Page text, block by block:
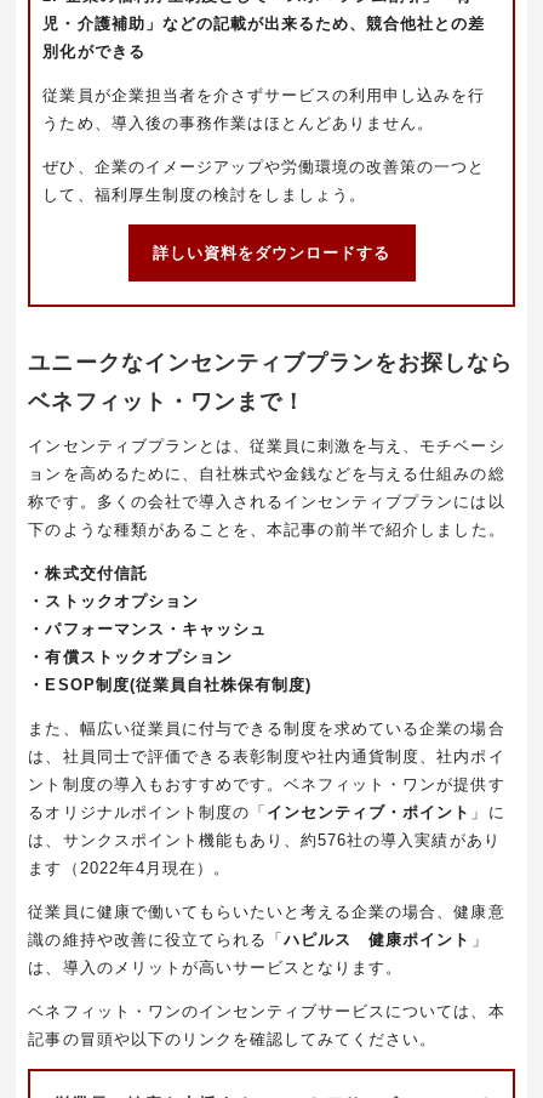
児・介護補助」などの記載が出来るため、競合他社との差
別化ができる
従業員が企業担当者を介さずサービスの利用申し込みを行
うため、導入後の事務作業はほとんどありません。
ぜひ、企業のイメージアップや労働環境の改善策の一つと
して、福利厚生制度の検討をしましょう。
詳しい資料をダウンロードする
ユニークなインセンティブプランをお探しなら
ベネフィット・ワンまで！
インセンティブプランとは、従業員に刺激を与え、モチベーシ
ョンを高めるために、自社株式や金銭などを与える仕組みの総
称です。多くの会社で導入されるインセンティブプランには以
下のような種類があることを、 本記事の前半で紹介しました。
・株式交付信託
・ストックオプション
・パフォーマンス・キャッシュ
・有償ストックオプション
・ ESOP制度(従業員自社株保有制度)
また、幅広い従業員に付与できる制度を求めている企業の場合
は、社員同士で評価できる表彰制度や社内通貨制度、社内ポイ
ント制度の導入もおすすめです。ベネフィット・ワンが提供す
るオリジナルポイント制度の「 インセンティブ・ポイント 」に
は、 サンクスポイント 機能もあり、約576社の導入実績があり
ます（ 2022年4 月現在）。
従業員に健康で働いてもらいたいと考える企業の場合、健康意
識の維持や改善に役立てられる「ハピルス 健康ポイント 」
は、導入のメリットが高いサービスとなります。
ベネフィット・ワンのインセンティブサービスについては、本
記事の冒頭や以下のリンクを確認してみてください。